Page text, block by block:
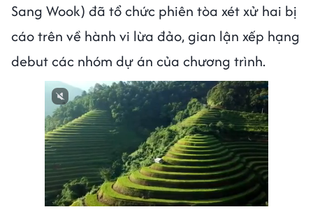
Sang Wook) đã tổ chức phiên tòa xét xử hai bị
cáo trên về hành vi lừa đảo, gian lận xếp hạng
debut các nhóm dự án của chương trình.